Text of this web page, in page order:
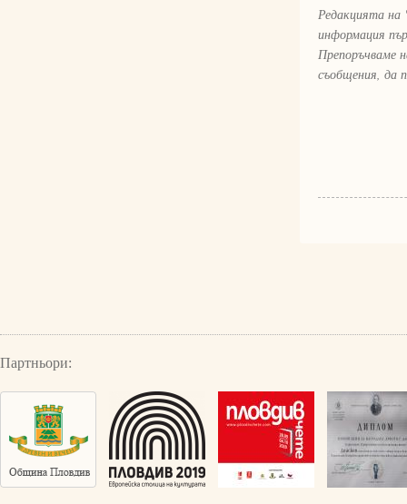
Редакцията на
информация
Препоръчваме
съобщения, да
Партньори: